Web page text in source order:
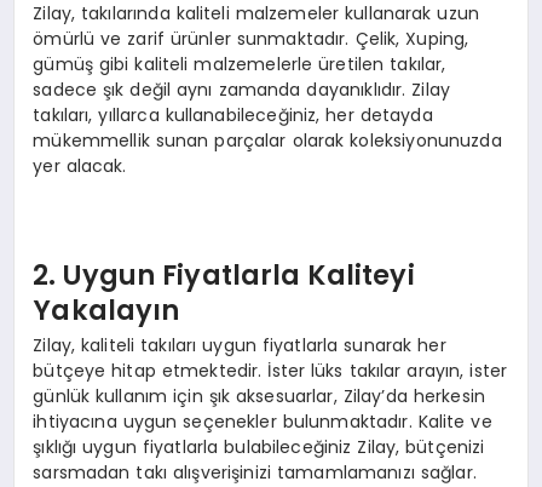
Zilay, takılarında kaliteli malzemeler kullanarak uzun
ömürlü ve zarif ürünler sunmaktadır. Çelik, Xuping,
gümüş gibi kaliteli malzemelerle üretilen takılar,
sadece şık değil aynı zamanda dayanıklıdır. Zilay
takıları, yıllarca kullanabileceğiniz, her detayda
mükemmellik sunan parçalar olarak koleksiyonunuzda
yer alacak.
2. Uygun Fiyatlarla Kaliteyi
Yakalayın
Zilay, kaliteli takıları uygun fiyatlarla sunarak her
bütçeye hitap etmektedir. İster lüks takılar arayın, ister
günlük kullanım için şık aksesuarlar, Zilay’da herkesin
ihtiyacına uygun seçenekler bulunmaktadır. Kalite ve
şıklığı uygun fiyatlarla bulabileceğiniz Zilay, bütçenizi
sarsmadan takı alışverişinizi tamamlamanızı sağlar.